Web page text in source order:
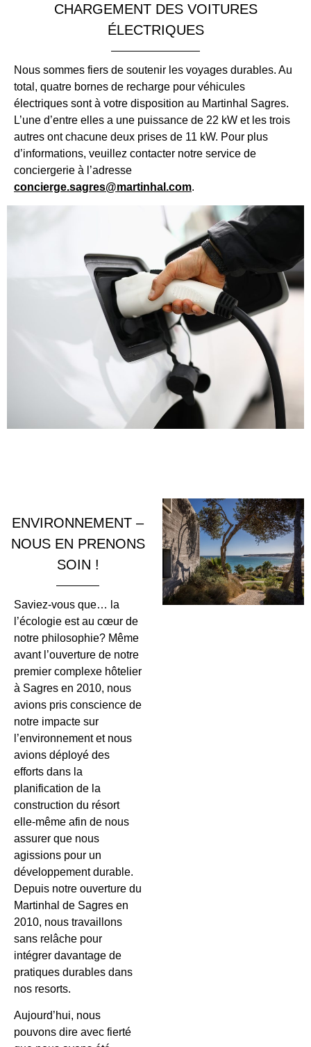
CHARGEMENT DES VOITURES
ÉLECTRIQUES
Nous sommes fiers de soutenir les voyages durables. Au
total, quatre bornes de recharge pour véhicules
électriques sont à votre disposition au Martinhal Sagres.
L’une d’entre elles a une puissance de 22 kW et les trois
autres ont chacune deux prises de 11 kW. Pour plus
d’informations, veuillez contacter notre service de
conciergerie à l’adresse
concierge.sagres@martinhal.com.
ENVIRONNEMENT –
NOUS EN PRENONS
SOIN !
Saviez-vous que… la
l’écologie est au cœur de
notre philosophie? Même
avant l’ouverture de notre
premier complexe hôtelier
à Sagres en 2010, nous
avions pris conscience de
notre impacte sur
l’environnement et nous
avions déployé des
efforts dans la
planification de la
construction du résort
elle-même afin de nous
assurer que nous
agissions pour un
développement durable.
Depuis notre ouverture du
Martinhal de Sagres en
2010, nous travaillons
sans relâche pour
intégrer davantage de
pratiques durables dans
nos resorts.
Aujourd’hui, nous
pouvons dire avec fierté